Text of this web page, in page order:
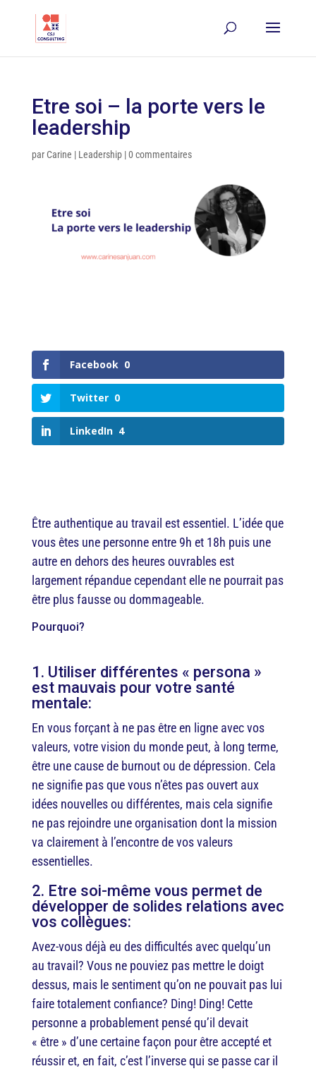
Etre soi – la porte vers le
leadership
par Carine | Leadership|0 commentaires
Facebook 0
Twitter 0
LinkedIn 4
Être authentique au travail est essentiel. L’idée que
vous êtes une personne entre 9h et 18h puis une
autre en dehors des heures ouvrables est
largement répandue cependant elle ne pourrait pas
être plus fausse ou dommageable.
Pourquoi?
1. Utiliser différentes « persona »
est mauvais pour votre santé
mentale:
En vous forçant à ne pas être en ligne avec vos
valeurs, votre vision du monde peut, à long terme,
être une cause de burnout ou de dépression. Cela
ne signifie pas que vous n’êtes pas ouvert aux
idées nouvelles ou différentes, mais cela signifie
ne pas rejoindre une organisation dont la mission
va clairement à l’encontre de vos valeurs
essentielles.
2. Etre soi-même vous permet de
développer de solides relations avec
vos collègues:
Avez-vous déjà eu des difficultés avec quelqu’un
au travail? Vous ne pouviez pas mettre le doigt
dessus, mais le sentiment qu’on ne pouvait pas lui
faire totalement confiance? Ding! Ding! Cette
personne a probablement pensé qu’il devait
« être » d’une certaine façon pour être accepté et
réussir et, en fait, c’est l’inverse qui se passe car il